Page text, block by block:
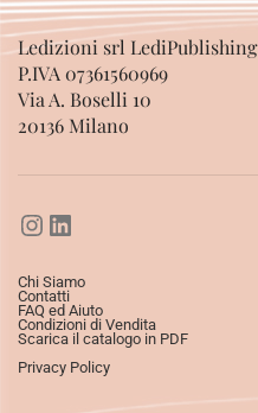
Ledizioni srl LediPublishing
P.IVA 07361560969
Via A. Boselli 10
20136 Milano
Chi Siamo
Contatti
FAQ ed Aiuto
Condizioni di Vendita
Scarica il catalogo in PDF
Privacy Policy